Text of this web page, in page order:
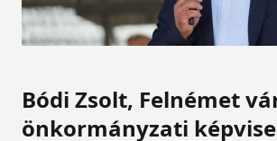
Bódi Zsolt, Felnémet
önkormányzati